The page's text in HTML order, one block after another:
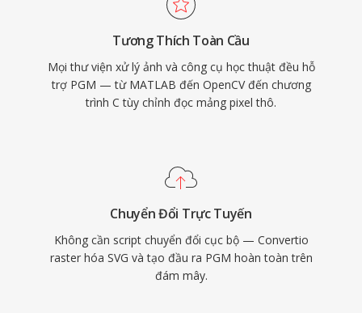
Tương Thích Toàn Cầu
Mọi thư viện xử lý ảnh và công cụ học thuật đều hỗ
trợ PGM — từ MATLAB đến OpenCV đến chương
trình C tùy chỉnh đọc mảng pixel thô.
Chuyển Đổi Trực Tuyến
Không cần script chuyển đổi cục bộ — Convertio
raster hóa SVG và tạo đầu ra PGM hoàn toàn trên
đám mây.